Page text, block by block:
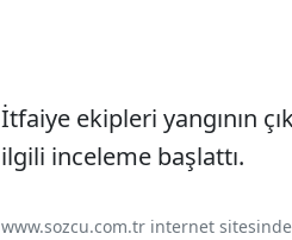
İtfaiye ekipleri yangının
ilgili inceleme başlattı.
www.sozcu.com.tr internet